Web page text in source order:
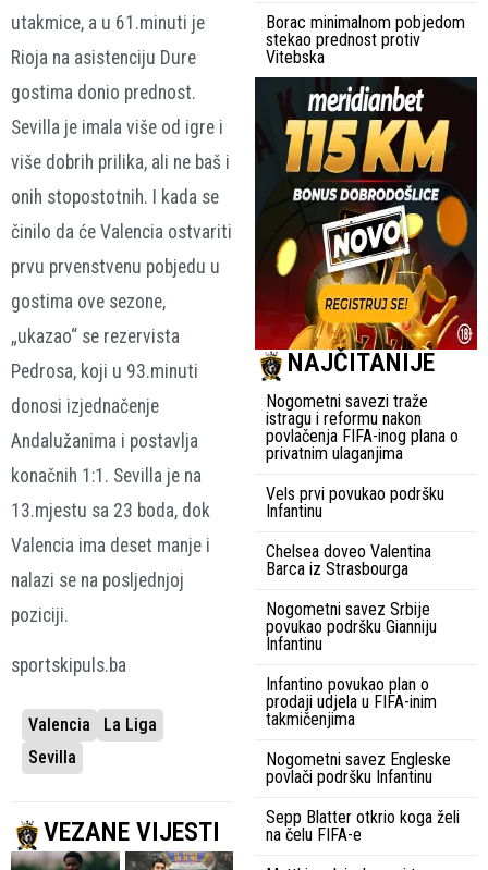
utakmice, a u 61.minuti je
Rioja na asistenciju Dure
gostima donio prednost.
Sevilla je imala više od igre i
više dobrih prilika, ali ne baš i
onih stopostotnih. I kada se
činilo da će Valencia ostvariti
prvu prvenstvenu pobjedu u
gostima ove sezone,
„ukazao“ se rezervista
Pedrosa, koji u 93.minuti
donosi izjednačenje
Andalužanima i postavlja
konačnih 1:1. Sevilla je na
13.mjestu sa 23 boda, dok
Valencia ima deset manje i
nalazi se na posljednjoj
poziciji.
sportskipuls.ba
Valencia
La Liga
Sevilla
VEZANE VIJESTI
Borac minimalnom pobjedom
stekao prednost protiv
Vitebska
NAJČITANIJE
Nogometni savezi traže
istragu i reformu nakon
povlačenja FIFA-inog plana o
privatnim ulaganjima
Vels prvi povukao podršku
Infantinu
Chelsea doveo Valentina
Barca iz Strasbourga
Nogometni savez Srbije
povukao podršku Gianniju
Infantinu
Infantino povukao plan o
prodaji udjela u FIFA-inim
takmičenjima
Nogometni savez Engleske
povlači podršku Infantinu
Sepp Blatter otkrio koga želi
na čelu FIFA-e